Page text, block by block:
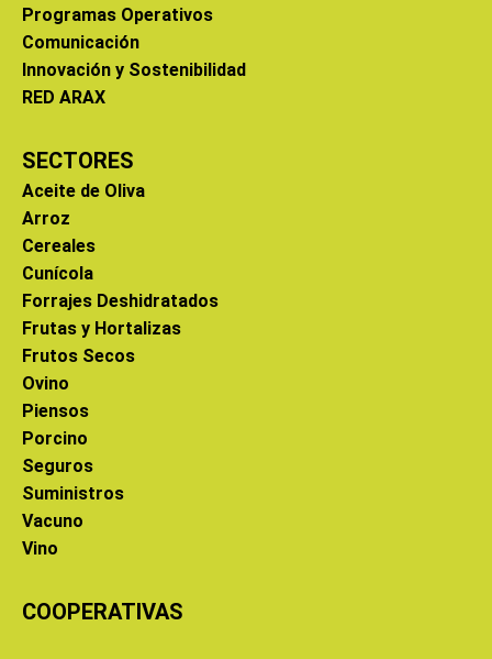
Programas Operativos
Comunicación
Innovación y Sostenibilidad
RED ARAX
SECTORES
Aceite de Oliva
Arroz
Cereales
Cunícola
Forrajes Deshidratados
Frutas y Hortalizas
Frutos Secos
Ovino
Piensos
Porcino
Seguros
Suministros
Vacuno
Vino
COOPERATIVAS